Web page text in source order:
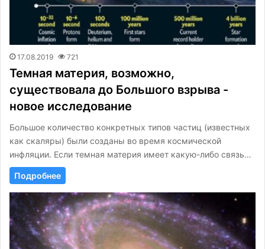
17.08.2019 721
Темная материя, возможно,
существовала до Большого взрыва -
новое исследование
Большое количество конкретных типов частиц (известных
как скаляры) были созданы во время космической
инфляции. Если темная материя имеет какую-либо связь…
Подробнее